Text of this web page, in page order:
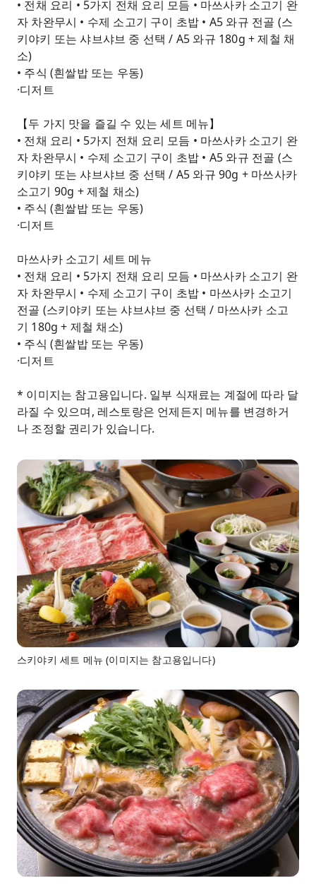
• 전채 요리 • 5가지 전채 요리 모듬 • 마쓰사카 소고기 완
자 차완무시 • 수제 소고기 구이 초밥 • A5 와규 전골 (스
키야키 또는 샤브샤브 중 선택 / A5 와규 180g + 제철 채
소)
• 주식 (흰쌀밥 또는 우동)
·디저트
【두 가지 맛을 즐길 수 있는 세트 메뉴】
• 전채 요리 • 5가지 전채 요리 모듬 • 마쓰사카 소고기 완
자 차완무시 • 수제 소고기 구이 초밥 • A5 와규 전골 (스
키야키 또는 샤브샤브 중 선택 / A5 와규 90g + 마쓰사카
소고기 90g + 제철 채소)
• 주식 (흰쌀밥 또는 우동)
·디저트
마쓰사카 소고기 세트 메뉴
• 전채 요리 • 5가지 전채 요리 모듬 • 마쓰사카 소고기 완
자 차완무시 • 수제 소고기 구이 초밥 • 마쓰사카 소고기
전골 (스키야키 또는 샤브샤브 중 선택 / 마쓰사카 소고
기 180g + 제철 채소)
• 주식 (흰쌀밥 또는 우동)
·디저트
* 이미지는 참고용입니다. 일부 식재료는 계절에 따라 달
라질 수 있으며, 레스토랑은 언제든지 메뉴를 변경하거
나 조정할 권리가 있습니다.
스키야키 세트 메뉴 (이미지는 참고용입니다)